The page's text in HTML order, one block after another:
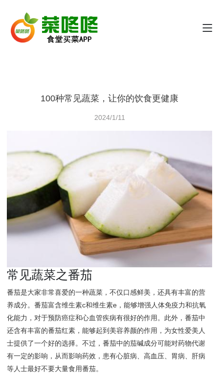
100种常见蔬菜，让你的饮食更健康
2024/1/11
常见蔬菜之番茄
番茄是大家非常喜爱的一种蔬菜，不仅口感鲜美，还具有丰富的营
养成分。番茄富含维生素c和维生素e，能够增强人体免疫力和抗氧
化能力，对于预防癌症和心血管疾病有很好的作用。此外，番茄中
还含有丰富的番茄红素，能够起到美容养颜的作用，为女性爱美人
士提供了一个好的选择。不过，番茄中的茄碱成分可能对药物代谢
有一定的影响，从而影响药效，患有心脏病、高血压、胃病、肝病
等人士最好不要大量食用番茄。